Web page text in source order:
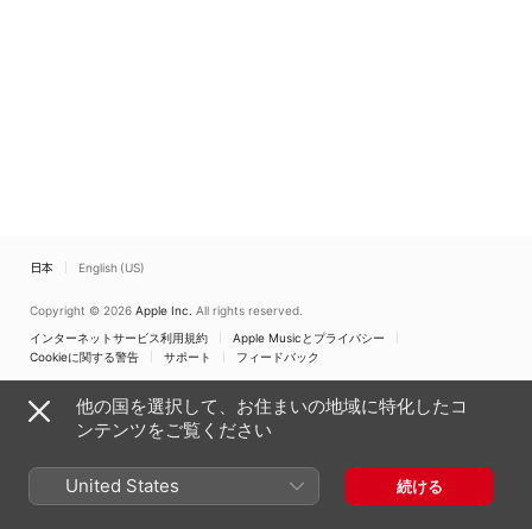
日本 English (US)
Copyright © 2026 Apple Inc. All rights reserved.
インターネットサービス利用規約
Apple Musicとプライバシー
Cookieに関する警告
サポート フィードバック
他の国を選択して、お住まいの地域に特化したコ
ンテンツをご覧ください
United States 続ける